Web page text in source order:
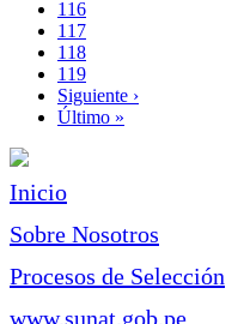
actual
Page
116
Page
117
Page
118
Page
119
Siguiente
página
Siguiente ›
Última
Último »
Inicio
Sobre Nosotros
Procesos de Selección
www.sunat.gob.pe